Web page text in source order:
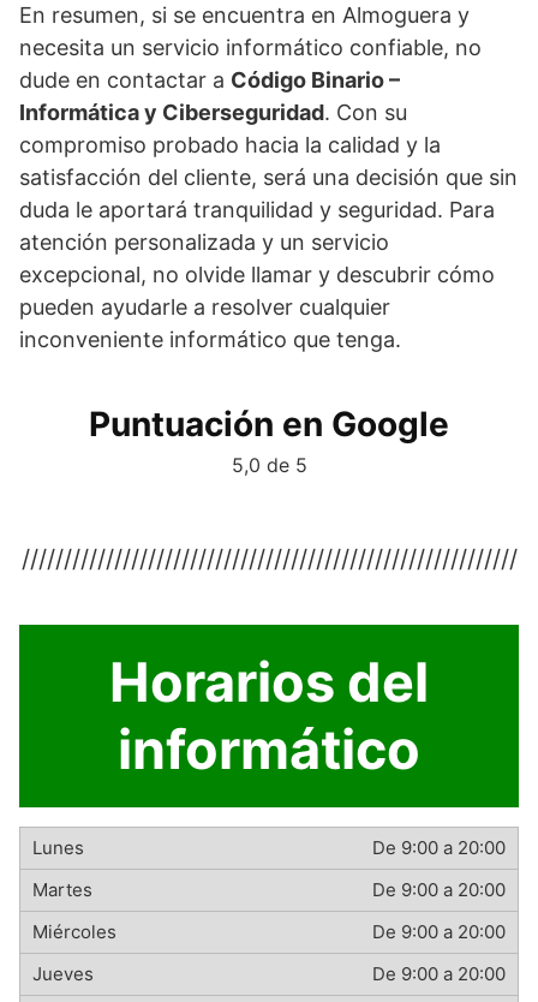
En resumen, si se encuentra en Almoguera y
necesita un servicio informático confiable, no
dude en contactar a Código Binario –
Informática y Ciberseguridad. Con su
compromiso probado hacia la calidad y la
satisfacción del cliente, será una decisión que sin
duda le aportará tranquilidad y seguridad. Para
atención personalizada y un servicio
excepcional, no olvide llamar y descubrir cómo
pueden ayudarle a resolver cualquier
inconveniente informático que tenga.
Puntuación en Google
5,0 de 5
///////////////////////////////////////////////////////////
Horarios del
informático
De 9:00 a 20:00
De 9:00 a 20:00
De 9:00 a 20:00
De 9:00 a 20:00